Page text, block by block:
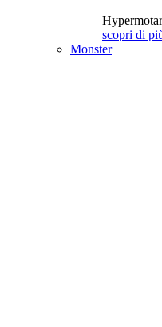
scopri di
Monster